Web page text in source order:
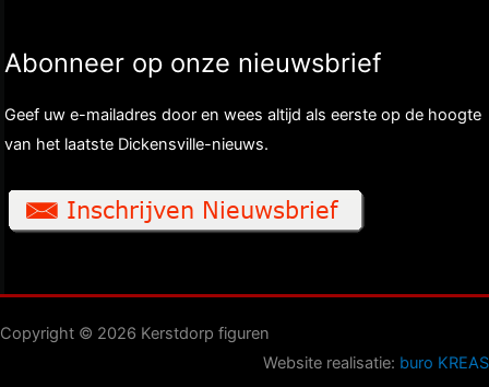
Abonneer op onze nieuwsbrief
Geef uw e-mailadres door en wees altijd als eerste op de hoogte
van het laatste Dickensville-nieuws.
Copyright © 2026 Kerstdorp figuren
Website realisatie: buro KREAS